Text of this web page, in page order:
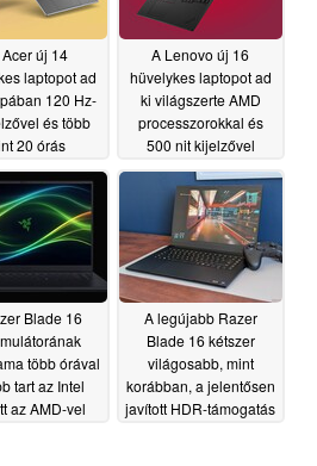
új 14
laptopot ad
120 Hz-
és több
20 órás
05/29/2026
A Lenovo új 16
hüvelykes laptopot ad
ki világszerte AMD
processzorokkal és
500 nit kijelzővel
05/29/2026
Blade 16
több órával
tart az Intel
az AMD-vel
A legújabb Razer
Blade 16 kétszer
világosabb, mint
korábban, a jelentősen
javított HDR-támogatás